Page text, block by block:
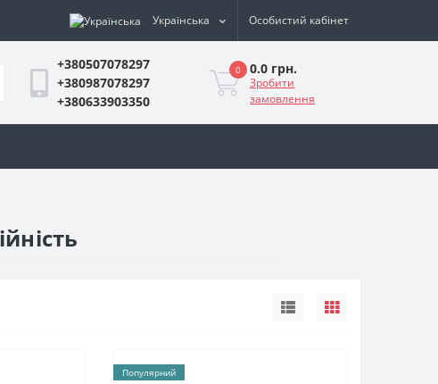
Українська Особистий кабінет
+380507078297
+380987078297
+380633903350
0 0.0 грн.
Зробити
замовлення
Популярний